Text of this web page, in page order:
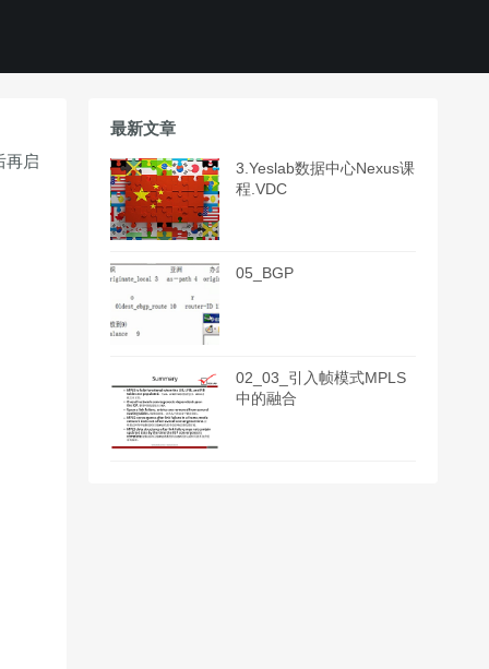
再启
最新文章
3.Yeslab数据中心Nexus课
程.VDC
05_BGP
02_03_引入帧模式MPLS
中的融合